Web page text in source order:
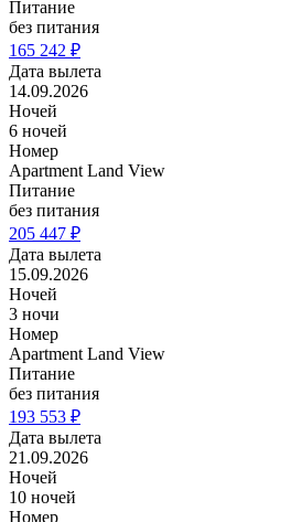
Питание
без питания
165 242 ₽
Дата вылета
14.09.2026
Ночей
6 ночей
Номер
Apartment Land View
Питание
без питания
205 447 ₽
Дата вылета
15.09.2026
Ночей
3 ночи
Номер
Apartment Land View
Питание
без питания
193 553 ₽
Дата вылета
21.09.2026
Ночей
10 ночей
Номер